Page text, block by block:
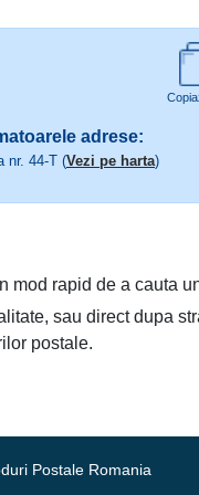
adrese:
nr. 44-T (Vezi pe harta)
mod rapid de a cauta
sau direct dupa
postale.
Postale Romania